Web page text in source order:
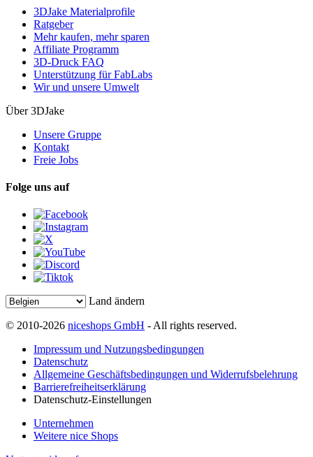
3DJake Materialprofile
Ratgeber
Mehr kaufen, mehr sparen
Affiliate Programm
3D-Druck FAQ
Unterstützung für FabLabs
Wir und unsere Umwelt
Über 3DJake
Unsere Gruppe
Kontakt
Freie Jobs
Folge uns auf
Land ändern
© 2010-2026 niceshops GmbH - All rights reserved.
Impressum und Nutzungsbedingungen
Datenschutz
Allgemeine Geschäftsbedingungen und Widerrufsbelehrung
Barrierefreiheitserklärung
Datenschutz-Einstellungen
Unternehmen
Weitere nice Shops